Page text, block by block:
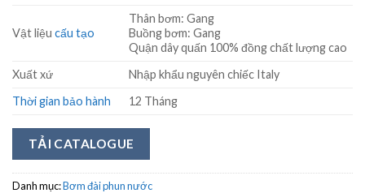
Vật liệu cấu tạo
Thân bơm: Gang
Buồng bơm: Gang
Quận dây quấn 100% đồng chất lượng cao
Xuất xứ
Nhập khẩu nguyên chiếc Italy
Thời gian bảo hành
12 Tháng
TẢI CATALOGUE
Danh mục:Bơm đài phun nước